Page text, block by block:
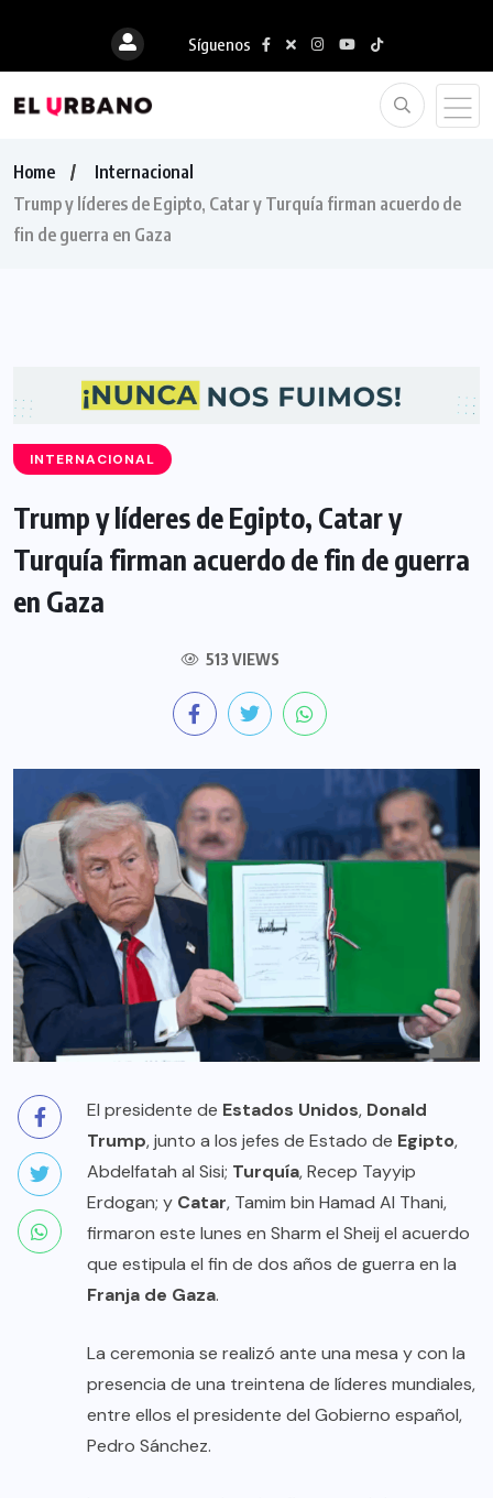
Síguenos
Home
Internacional
Trump y líderes de Egipto, Catar y Turquía firman acuerdo de
fin de guerra en Gaza
INTERNACIONAL
Trump y líderes de Egipto, Catar y
Turquía firman acuerdo de fin de guerra
en Gaza
513 VIEWS
El presidente de Estados Unidos, Donald
Trump, junto a los jefes de Estado de Egipto,
Abdelfatah al Sisi; Turquía, Recep Tayyip
Erdogan; y Catar, Tamim bin Hamad Al Thani,
firmaron este lunes en Sharm el Sheij el acuerdo
que estipula el fin de dos años de guerra en la
Franja de Gaza.
La ceremonia se realizó ante una mesa y con la
presencia de una treintena de líderes mundiales,
entre ellos el presidente del Gobierno español,
Pedro Sánchez.